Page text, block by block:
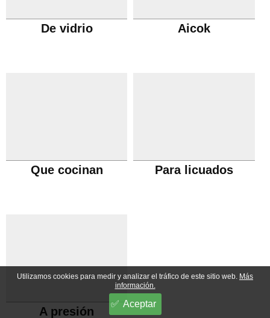
De vidrio Aicok
Que cocinan Para licuados
A presión
Utilizamos cookies para medir y analizar el tráfico de este sitio web. Más
información.
Aceptar